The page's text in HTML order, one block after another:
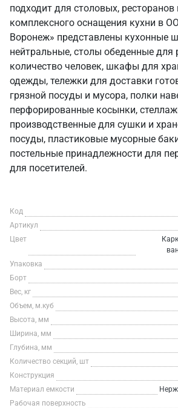
подходит для столовых,
комплексного оснащения кухни в
Воронеж» представлены кухонные
нейтральные, столы обеденные для
количество человек, шкафы для
одежды, тележки для доставки
грязной посуды и мусора, полки
перфорированные косынки,
производственные для сушки и
посуды, пластиковые мусорные
постельные принадлежности для
для посетителей.
Код
Артикул
Цвет
Упаковка
Борт
Вес, кг
Объем, м.куб
Высота, мм
Ширина, мм
Глубина, мм
Количество секций, шт
Конструкция
Материал емкости
Рабочая поверхность